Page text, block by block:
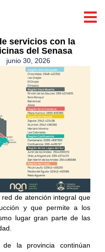
servicios con la
del Senasa
junio 30, 2026
de atención integral que
y que permite a los
lugar gran parte de las
la provincia continúan